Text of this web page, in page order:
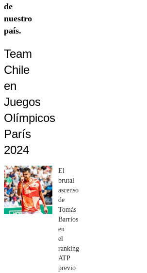
de
nuestro
país.
Team
Chile
en
Juegos
Olímpicos
París
2024
El
brutal
ascenso
de
Tomás
Barrios
en
el
ranking
ATP
previo